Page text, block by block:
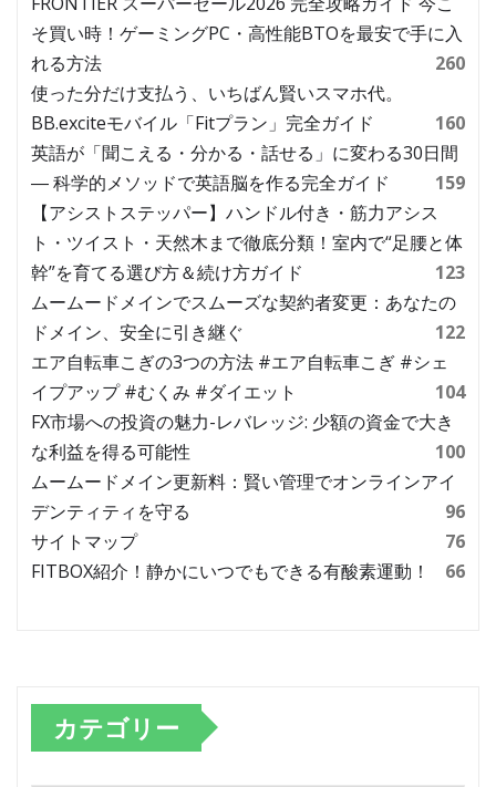
そ買い時！ゲーミングPC・高性能BTOを最安で手に入
れる方法
260
使った分だけ支払う、いちばん賢いスマホ代。
BB.exciteモバイル「Fitプラン」完全ガイド
160
英語が「聞こえる・分かる・話せる」に変わる30日間
― 科学的メソッドで英語脳を作る完全ガイド
159
【アシストステッパー】ハンドル付き・筋力アシス
ト・ツイスト・天然木まで徹底分類！室内で“足腰と体
幹”を育てる選び方＆続け方ガイド
123
ムームードメインでスムーズな契約者変更：あなたの
ドメイン、安全に引き継ぐ
122
エア自転車こぎの3つの方法 #エア自転車こぎ #シェ
イプアップ #むくみ #ダイエット
104
FX市場への投資の魅力-レバレッジ: 少額の資金で大き
な利益を得る可能性
100
ムームードメイン更新料：賢い管理でオンラインアイ
デンティティを守る
96
サイトマップ
76
FITBOX紹介！静かにいつでもできる有酸素運動！
66
カテゴリー